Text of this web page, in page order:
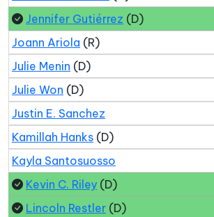
Jennifer Gutiérrez (D)
Joann Ariola (R)
Julie Menin (D)
Julie Won (D)
Justin E. Sanchez
Kamillah Hanks (D)
Kayla Santosuosso
Kevin C. Riley (D)
Lincoln Restler (D)